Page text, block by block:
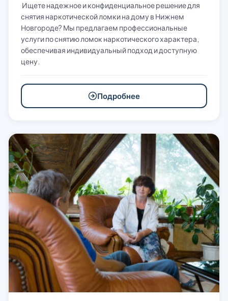
Ищете надежное и конфиденциальное решение для
снятия наркотической ломки на дому в Нижнем
Новгороде? Мы предлагаем профессиональные
услуги по снятию ломок наркотического характера,
обеспечивая индивидуальный подход и доступную
цену.
Подробнее